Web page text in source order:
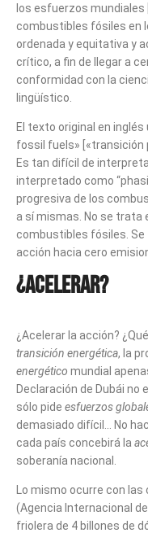
los esfuerzos mundiales
combustibles fósiles en
ordenada y equitativa y
crítico, a fin de llegar a
conformidad con la
lingüístico.
El texto original en
fossil fuels» [«transición
Es tan difícil de
interpretado como
progresiva de los
a sí mismas. No se trata
combustibles fósiles. Se
acción hacia cero
¿Acelerar?
¿Acelerar la acción?
transición energética, la
energético mundial
Declaración de Dubái no
sólo pide esfuerzos
demasiado difícil… No
cada país concebirá la
soberanía nacional.
Lo mismo ocurre con
(Agencia Internacional
friolera de 4 billones de